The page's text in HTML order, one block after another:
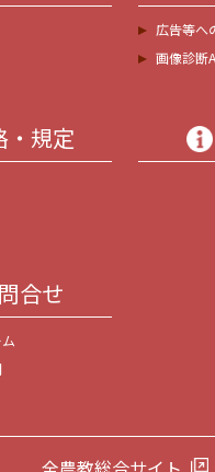
広告等へ
画像診断
・規定
合せ